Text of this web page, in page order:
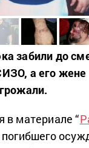
забили до
а его жене
в материале “